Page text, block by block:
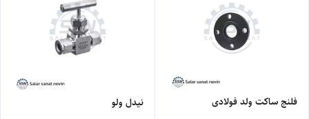
فلنج ساکت ولد فولادی نیدل ولو